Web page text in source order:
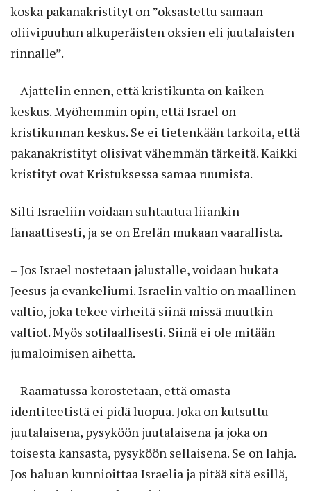
koska pakanakristityt on ”oksastettu samaan
oliivipuuhun alkuperäisten oksien eli juutalaisten
rinnalle”.
– Ajattelin ennen, että kristikunta on kaiken
keskus. Myöhemmin opin, että Israel on
kristikunnan keskus. Se ei tietenkään tarkoita, että
pakanakristityt olisivat vähemmän tärkeitä. Kaikki
kristityt ovat Kristuksessa samaa ruumista.
Silti Israeliin voidaan suhtautua liiankin
fanaattisesti, ja se on Erelän mukaan vaarallista.
– Jos Israel nostetaan jalustalle, voidaan hukata
Jeesus ja evankeliumi. Israelin valtio on maallinen
valtio, joka tekee virheitä siinä missä muutkin
valtiot. Myös sotilaallisesti. Siinä ei ole mitään
jumaloimisen aihetta.
– Raamatussa korostetaan, että omasta
identiteetistä ei pidä luopua. Joka on kutsuttu
juutalaisena, pysyköön juutalaisena ja joka on
toisesta kansasta, pysyköön sellaisena. Se on lahja.
Jos haluan kunnioittaa Israelia ja pitää sitä esillä,